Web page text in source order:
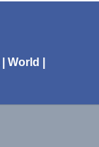
| World |